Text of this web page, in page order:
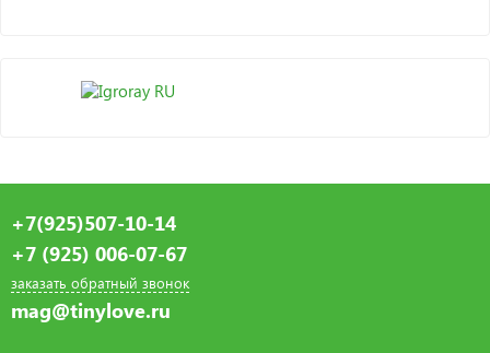
+7(925)507-10-14
+7 (925) 006-07-67
заказать обратный звонок
mag@tinylove.ru